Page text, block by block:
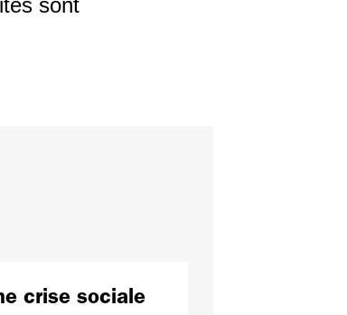
sont
crise sociale